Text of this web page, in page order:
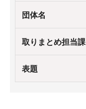
団体名
取りまとめ担当課
表題